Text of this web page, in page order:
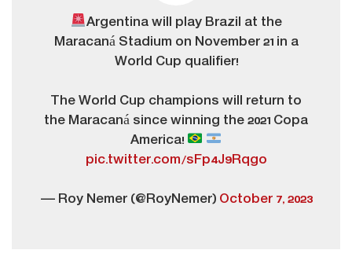
Argentina will play Brazil at the
Maracaná Stadium on November 21 in a
World Cup qualifier!
The World Cup champions will return to
the Maracaná since winning the 2021 Copa
America!
pic.twitter.com/sFp4J9Rqgo
— Roy Nemer (@RoyNemer) October 7, 2023